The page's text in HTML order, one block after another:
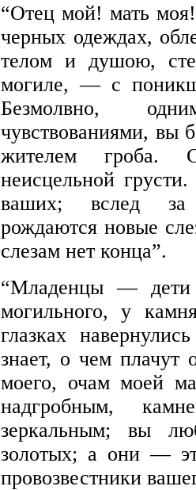
“Отец мой! мать
черных одеждах,
телом и душою,
могиле, — с
Безмолвно,
чувствованиями, вы
жителем
неисцельной
ваших; вслед за
рождаются новые
слезам нет конца”.
“Младенцы —
могильного, у
глазках
знает, о чем
моего, очам моей
надгробным,
зеркальным; вы
золотых; а они —
провозвестники